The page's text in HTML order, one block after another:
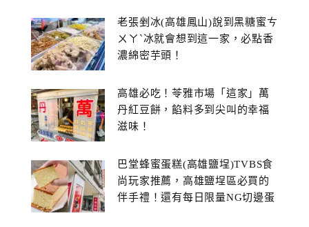
老張剉冰(高雄鳳山)說到黑糖蜜ㄘ
ㄨㄚˋ冰就會想到這一家，必點香
濃綿密芋頭！
高雄必吃！苓雅市場「這家」萬
丹紅豆餅，餡料多到尖叫的幸福
滋味！
巴堂蜂蜜蛋糕(高雄鹽埕)TVBS食
尚玩家推薦，高雄鹽埕區必買的
伴手禮！還有每日限量NG切邊蛋